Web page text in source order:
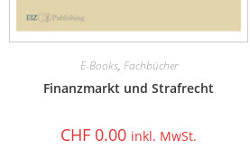
E-Books, Fachbücher
Finanzmarkt und Strafrecht
CHF 0.00 inkl. MwSt.